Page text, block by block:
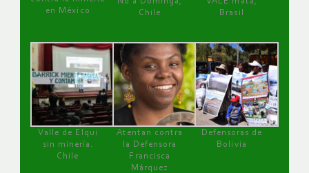
en México
Chile
Brasil
Valle de Elqui
sin minería.
Chile
Atentan contra
la Defensora
Francisca
Márquez
Defensoras de
Bolivia